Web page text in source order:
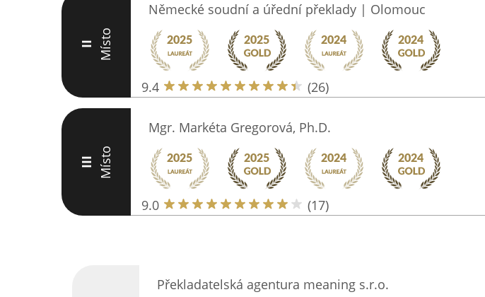
II Místo
Německé soudní a úřední překlady | Olomouc
9.4 (26)
III Místo
Mgr. Markéta Gregorová, Ph.D.
9.0 (17)
Překladatelská agentura meaning s.r.o.